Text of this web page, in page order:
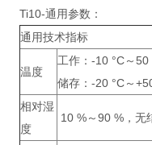
Ti10-通用参数：
通用技术指标
温度
工作： -10 °C～50
储存： -20 °C～+50
相对湿
度
10 %～90 %，